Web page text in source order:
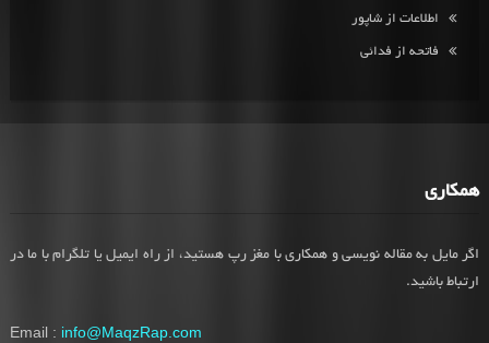
اطلاعات از شاپور
فاتحه از فدائی
همکاری
اگر مایل به مقاله نویسی و همکاری با مغز رپ هستید، از راه ایمیل یا تلگرام با ما در
ارتباط باشید.
Email : info@MaqzRap.com